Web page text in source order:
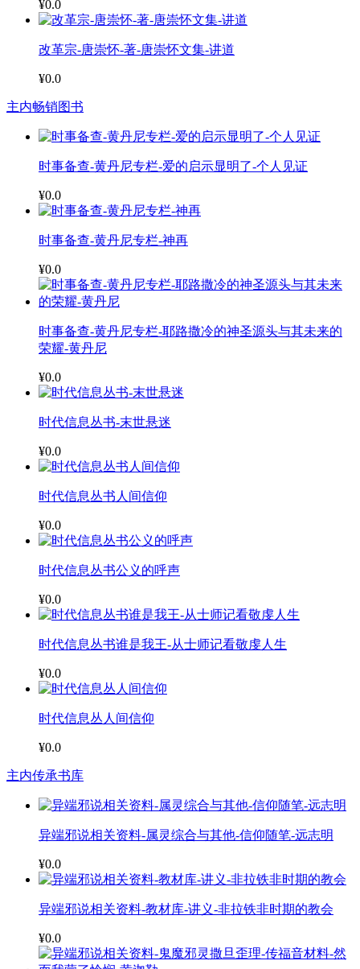
¥0.0
改革宗-唐崇怀-著-唐崇怀文集-讲道
¥0.0
主内畅销图书
时事备查-黄丹尼专栏-爱的启示显明了-个人见证
¥0.0
时事备查-黄丹尼专栏-神再
¥0.0
时事备查-黄丹尼专栏-耶路撒冷的神圣源头与其未来的
荣耀-黄丹尼
¥0.0
时代信息丛书-末世悬迷
¥0.0
时代信息丛书人间信仰
¥0.0
时代信息丛书公义的呼声
¥0.0
时代信息丛书谁是我王-从士师记看敬虔人生
¥0.0
时代信息丛人间信仰
¥0.0
主内传承书库
异端邪说相关资料-属灵综合与其他-信仰随笔-远志明
¥0.0
异端邪说相关资料-教材库-讲义-非拉铁非时期的教会
¥0.0